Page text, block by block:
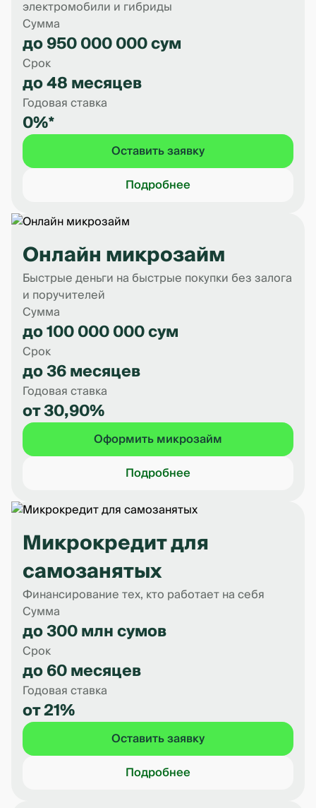
электромобили и гибриды
Сумма
до 950 000 000 сум
Срок
до 48 месяцев
Годовая ставка
0%*
Оставить заявку
Подробнее
Онлайн микрозайм
Быстрые деньги на быстрые покупки без залога
и поручителей
Сумма
до 100 000 000 сум
Срок
до 36 месяцев
Годовая ставка
от 30,90%
Оформить микрозайм
Подробнее
Микрокредит для
самозанятых
Финансирование тех, кто работает на себя
Сумма
до 300 млн сумов
Срок
до 60 месяцев
Годовая ставка
от 21%
Оставить заявку
Подробнее